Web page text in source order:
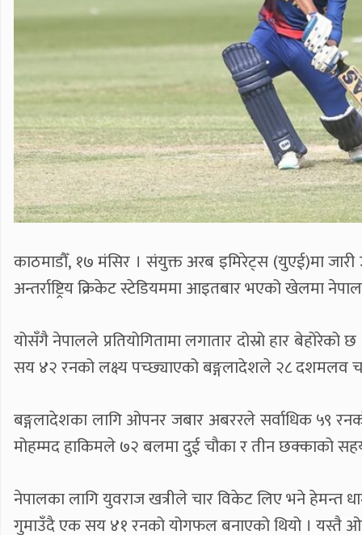
काठमाडौँ, १७ मंसिर । संयुक्त अरब इमिरेट्स (युएई)मा
अन्तर्राष्ट्रिय क्रिकेट स्टेडियममा आइतबार भएको खेलमा
योसँगै नेपालले प्रतियोगितामा लगातार दोस्रो हार
सय ४२ रनको लक्ष्य पच्छ्याएको बङ्गलादेशले २८ दशमलव
बङ्गलादेशका लागि ओपनर जबार अबररले सर्वाधिक ५९
मोहम्मद हाकिमले ७२ बलमा दुई चौका र तीन छक्काको
नेपालका लागि युवराज खत्रीले चार विकेट लिए भने
गुमाउँदै एक सय ४१ रनको योगफल बनाएको थियो । यस्तै